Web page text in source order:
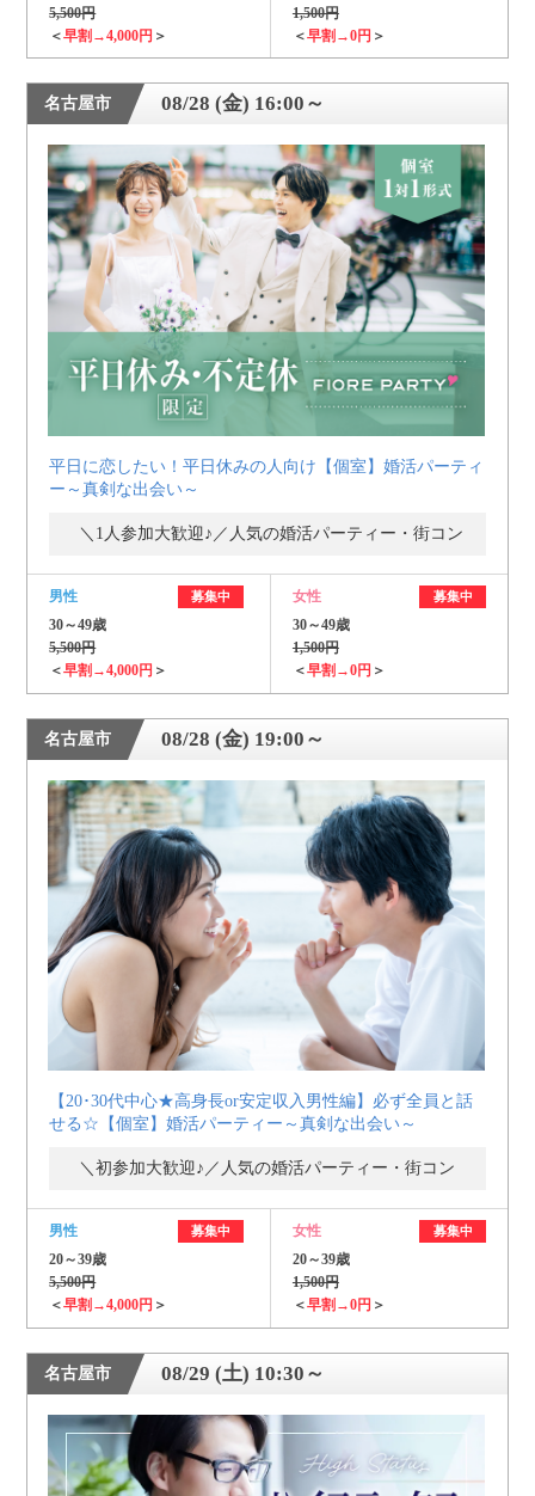
5,500円
＜早割→4,000円 ＞
1,500円
＜早割→0円 ＞
名古屋市 08/28 (金) 16:00～
平日に恋したい！平日休みの人向け【個室】婚活パーティ
ー～真剣な出会い～
＼1人参加大歓迎♪／人気の婚活パーティー・街コン
男性 募集中
30～49歳
5,500円
＜早割→4,000円 ＞
女性 募集中
30～49歳
1,500円
＜早割→0円 ＞
名古屋市 08/28 (金) 19:00～
【20･30代中心★高身長or安定収入男性編】必ず全員と話
せる☆【個室】婚活パーティー～真剣な出会い～
＼初参加大歓迎♪／人気の婚活パーティー・街コン
男性 募集中
20～39歳
5,500円
＜早割→4,000円 ＞
女性 募集中
20～39歳
1,500円
＜早割→0円 ＞
名古屋市 08/29 (土) 10:30～